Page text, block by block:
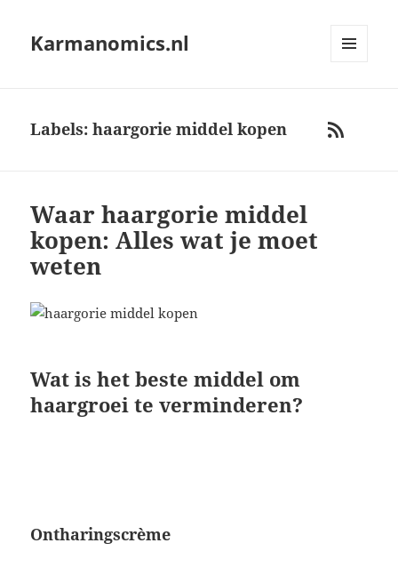
Karmanomics.nl
RSS
Labels: haargorie middel kopen
Waar haargorie middel
kopen: Alles wat je moet
weten
Wat is het beste middel om
haargroei te verminderen?
Ontharingscrème